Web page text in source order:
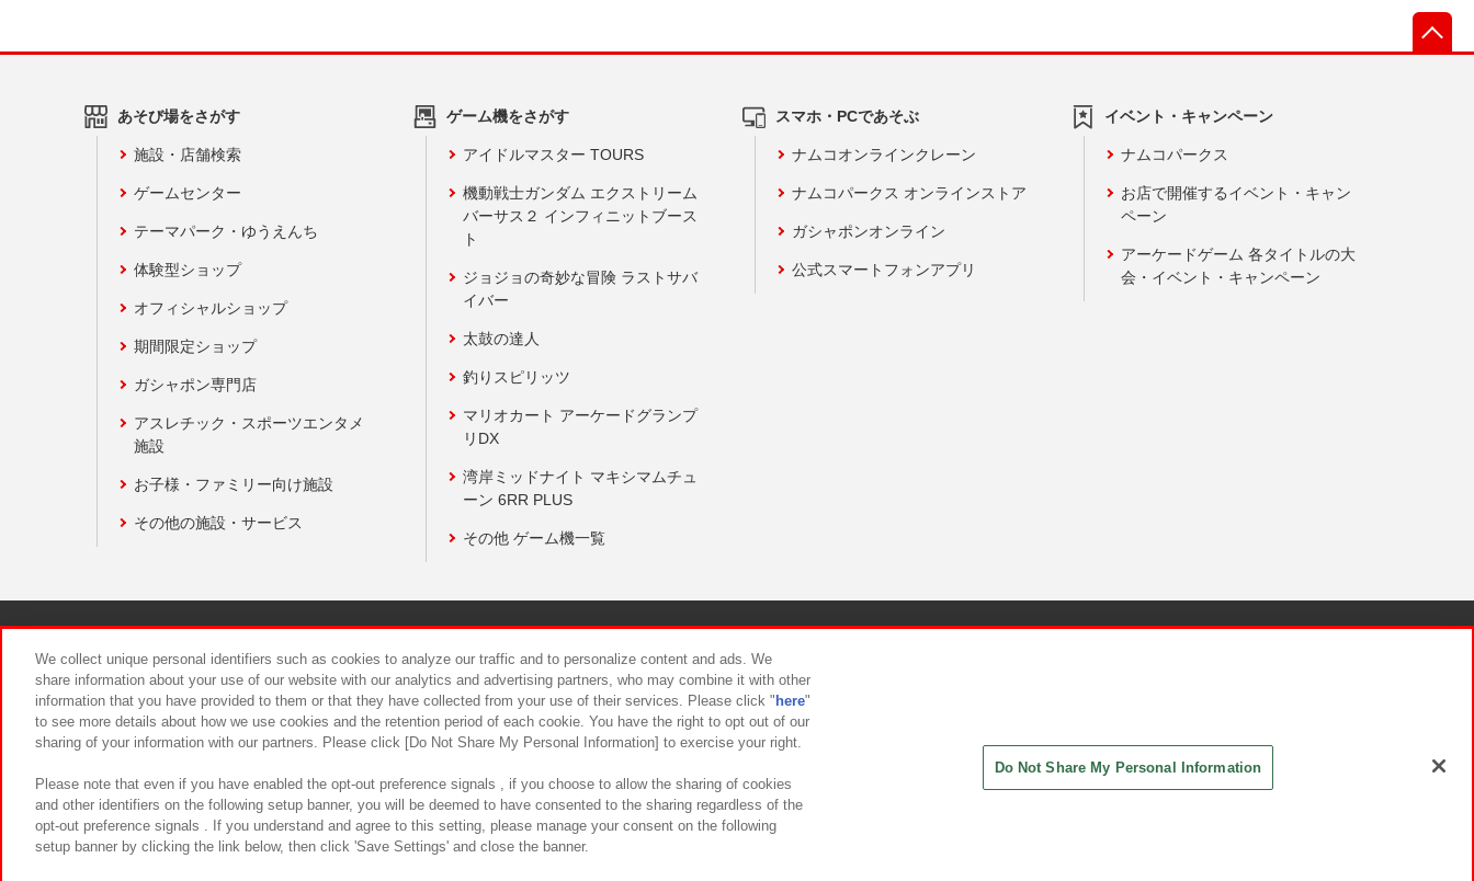
あそび場をさがす
施設・店舗検索
ゲームセンター
テーマパーク・ゆうえんち
体験型ショップ
オフィシャルショップ
期間限定ショップ
ガシャポン専門店
アスレチック・スポーツエンタメ
施設
お子様・ファミリー向け施設
その他の施設・サービス
ゲーム機をさがす
アイドルマスター TOURS
機動戦士ガンダム エクストリーム
バーサス２ インフィニットブース
ト
ジョジョの奇妙な冒険 ラストサバ
イバー
太鼓の達人
釣りスピリッツ
マリオカート アーケードグランプ
リDX
湾岸ミッドナイト マキシマムチュ
ーン 6RR PLUS
その他 ゲーム機一覧
スマホ・PCであそぶ
ナムコオンラインクレーン
ナムコパークス オンラインストア
ガシャポンオンライン
公式スマートフォンアプリ
イベント・キャンペーン
ナムコパークス
お店で開催するイベント・キャン
ペーン
アーケードゲーム 各タイトルの大
会・イベント・キャンペーン
食品のご提供について カスタマーハラスメント対応方針
We collect unique personal identifiers such as cookies to analyze our traffic and to personalize content and ads. We
share information about your use of our website with our analytics and advertising partners, who may combine it with other
information that you have provided to them or that they have collected from your use of their services. Please click " here"
to see more details about how we use cookies and the retention period of each cookie. You have the right to opt out of our
sharing of your information with our partners. Please click [Do Not Share My Personal Information] to exercise your right.
Please note that even if you have enabled the opt-out preference signals , if you choose to allow the sharing of cookies
and other identifiers on the following setup banner, you will be deemed to have consented to the sharing regardless of the
opt-out preference signals . If you understand and agree to this setting, please manage your consent on the following
setup banner by clicking the link below, then click 'Save Settings' and close the banner.
Do Not Share My Personal Information